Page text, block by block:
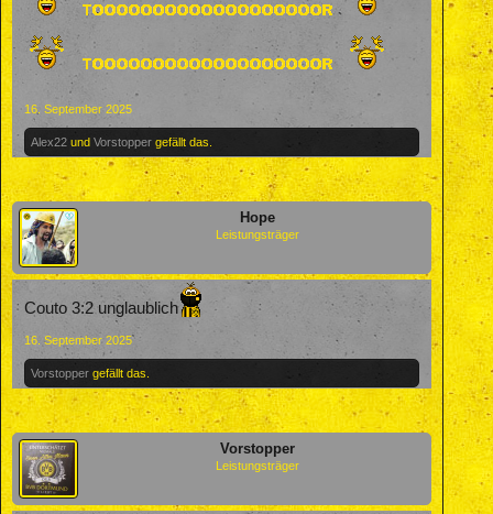
16. September 2025
Alex22 und Vorstopper gefällt das.
Hope
Leistungsträger
Couto 3:2 unglaublich
16. September 2025
Vorstopper gefällt das.
Vorstopper
Leistungsträger